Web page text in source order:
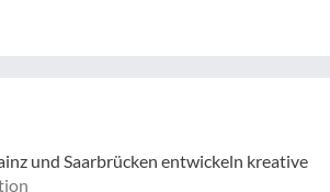
und Saarbrücken entwickeln kreative